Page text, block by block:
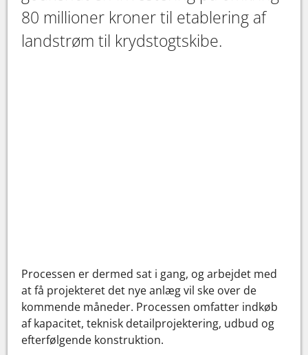
80 millioner kroner til etablering af
landstrøm til krydstogtskibe.
Processen er dermed sat i gang, og arbejdet med
at få projekteret det nye anlæg vil ske over de
kommende måneder. Processen omfatter indkøb
af kapacitet, teknisk detailprojektering, udbud og
efterfølgende konstruktion.